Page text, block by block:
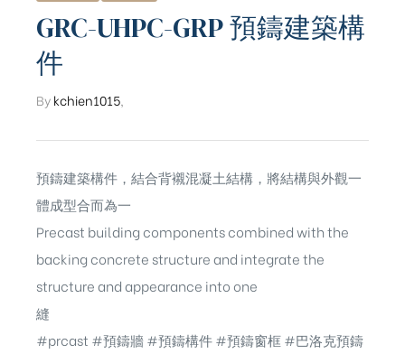
GRC-UHPC-GRP 預鑄建築構
件
Bykchien1015
預鑄建築構件，結合背襯混凝土結構，將結構與外觀一
體成型合而為一
Precast building components combined with the
backing concrete structure and integrate the
structure and appearance into one
縫
#prcast #預鑄牆#預鑄構件#預鑄窗框#巴洛克預鑄
含日本